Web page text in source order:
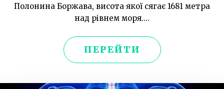
Полонина Боржава, висота якої сягає 1681 метра
над рівнем моря....
ПЕРЕЙТИ